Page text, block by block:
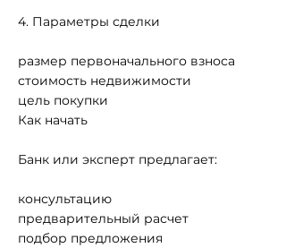
4. Параметры сделки
размер первоначального взноса
стоимость недвижимости
цель покупки
Как начать
Банк или эксперт предлагает:
консультацию
предварительный расчет
подбор предложения